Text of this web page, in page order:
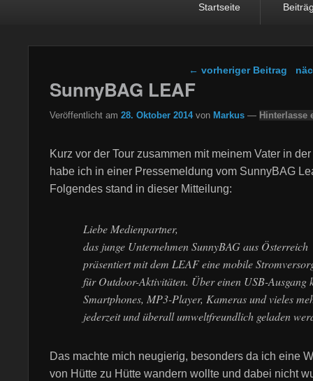
Startseite
Beitragsnavigation
← vorheriger Beitrag
SunnyBAG LEAF
Veröffentlicht am 28. Oktober 2014 von Markus — Hinterlasse
Kurz vor der Tour zusammen mit meinem Vater in der
habe ich in einer Pressemeldung vom SunnyBAG
Folgendes stand in dieser Mitteilung:
Liebe Medienpartner,
das junge Unternehmen SunnyBAG aus Österreich
präsentiert mit dem LEAF eine mobile
für Outdoor-Aktivitäten. Über einen USB-Ausgang
Smartphones, MP3-Player, Kameras und vieles
jederzeit und überall umweltfreundlich geladen
Das machte mich neugierig, besonders da ich eine
von Hütte zu Hütte wandern wollte und dabei nicht